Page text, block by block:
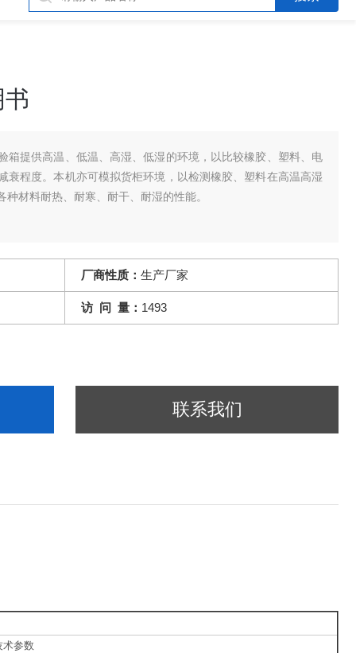
箱提供高温、低温、高湿、低湿的环境，以比较橡胶、塑料、电
衰程度。本机亦可模拟货柜环境，以检测橡胶、塑料在高温高湿
材料耐热、耐寒、耐干、耐湿的性能。
厂商性质： 生产厂家
访 问 量： 1493
联系我们
术参数